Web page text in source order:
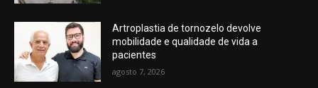
Artroplastia de tornozelo devolve
mobilidade e qualidade de vida a
pacientes
agosto 7, 2026